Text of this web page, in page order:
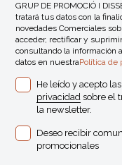
GRUP DE PROMOCIÓ I
tratará tus datos con la
novedades Comerciales
acceder, rectificar y
consultando la información
datos en nuestraPolítica de
He leído y acepto
privacidad sobre el
la newsletter.
Deseo recibir
promocionales